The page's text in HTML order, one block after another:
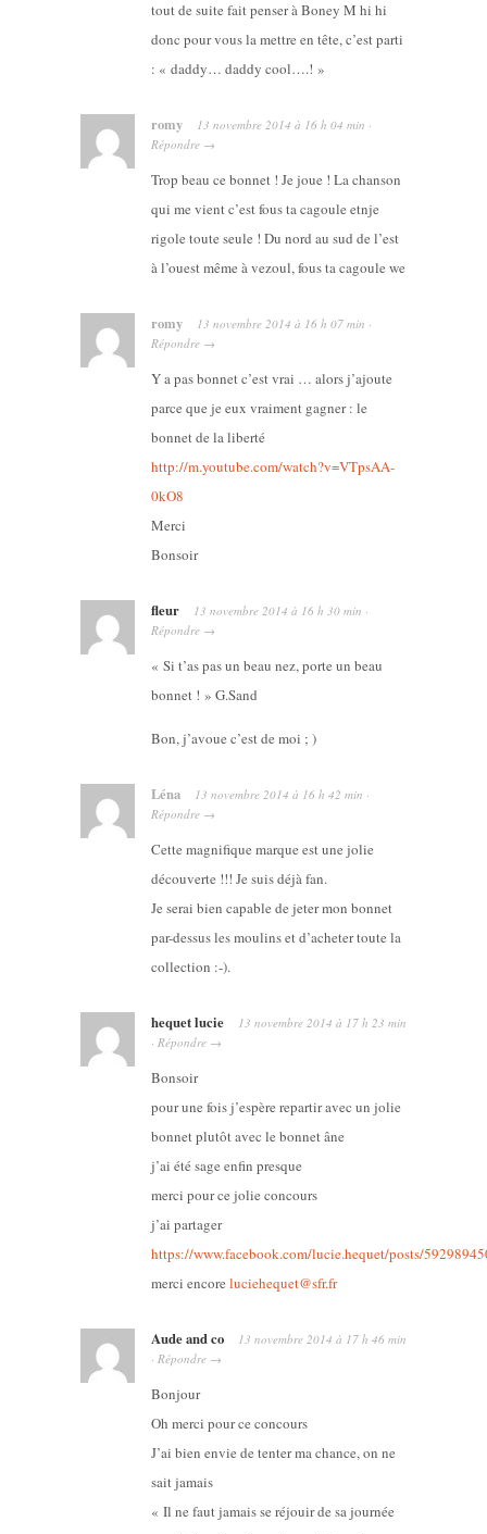
tout de suite fait penser à Boney M hi hi
donc pour vous la mettre en tête, c’est parti
: « daddy… daddy cool….! »
romy 13 novembre 2014 à 16 h 04 min ·
Répondre →
Trop beau ce bonnet ! Je joue ! La chanson
qui me vient c’est fous ta cagoule etnje
rigole toute seule ! Du nord au sud de l’est
à l’ouest même à vezoul, fous ta cagoule we
romy 13 novembre 2014 à 16 h 07 min ·
Répondre →
Y a pas bonnet c’est vrai … alors j’ajoute
parce que je eux vraiment gagner : le
bonnet de la liberté
http://m.youtube.com/watch?v=VTpsAA-
0kO8
Merci
Bonsoir
fleur 13 novembre 2014 à 16 h 30 min ·
Répondre →
« Si t’as pas un beau nez, porte un beau
bonnet ! » G.Sand
Bon, j’avoue c’est de moi ; )
Léna 13 novembre 2014 à 16 h 42 min ·
Répondre →
Cette magnifique marque est une jolie
découverte !!! Je suis déjà fan.
Je serai bien capable de jeter mon bonnet
par-dessus les moulins et d’acheter toute la
collection :-).
hequet lucie 13 novembre 2014 à 17 h 23 min
· Répondre →
Bonsoir
pour une fois j’espère repartir avec un jolie
bonnet plutôt avec le bonnet âne
j’ai été sage enfin presque
merci pour ce jolie concours
j’ai partager
https://www.facebook.com/lucie.hequet/posts/
merci encore luciehequet@sfr.fr
Aude and co 13 novembre 2014 à 17 h 46 min
· Répondre →
Bonjour
Oh merci pour ce concours
J’ai bien envie de tenter ma chance, on ne
sait jamais
« Il ne faut jamais se réjouir de sa journée